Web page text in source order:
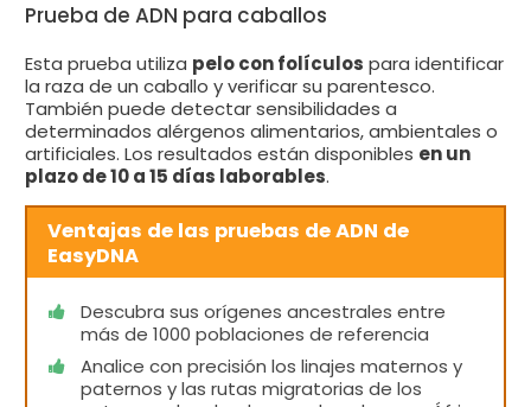
Prueba de ADN para caballos
Esta prueba utiliza pelo con folículos para identificar
la raza de un caballo y verificar su parentesco.
También puede detectar sensibilidades a
determinados alérgenos alimentarios, ambientales o
artificiales. Los resultados están disponibles en un
plazo de 10 a 15 días laborables.
Ventajas de las pruebas de ADN de
EasyDNA
Descubra sus orígenes ancestrales entre
más de 1000 poblaciones de referencia
Analice con precisión los linajes maternos y
paternos y las rutas migratorias de los